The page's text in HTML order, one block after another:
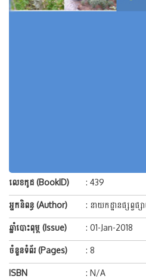
លេខកូដ (BookID) : 439
អ្នកនិពន្ធ (Author) : នាយកដ្ឋានផ្សព្វផ្
ឆ្នាំបោះពុម្ព (Issue) : 01-Jan-2018
ចំនួនទំព័រ (Pages) : 8
ISBN : N/A